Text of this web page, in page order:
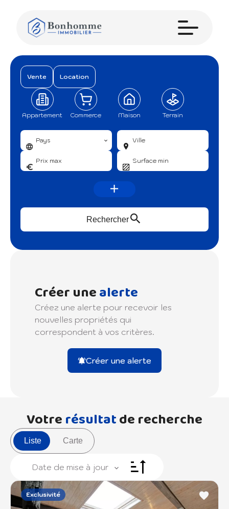
Vente Location
Appartement Commerce Maison Terrain
Pays Ville
Rechercher
Créer unealerte
Créez une alerte pour recevoir les
nouvelles propriétés qui
correspondent à vos critères.
Créer une alerte
Votrerésultatde recherche
Liste Carte
Date de mise à jour
Exclusivité